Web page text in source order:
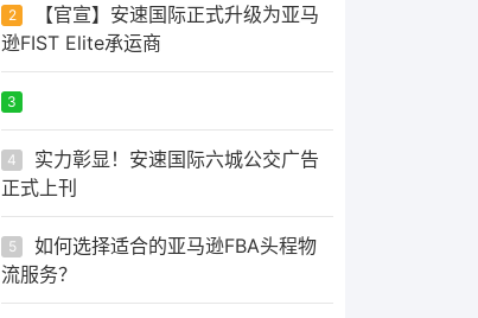
2
【官宣】安速国际正式升级为亚马
逊FIST Elite承运商
3
4
实力彰显！安速国际六城公交广告
正式上刊
5
如何选择适合的亚马逊FBA头程物
流服务？